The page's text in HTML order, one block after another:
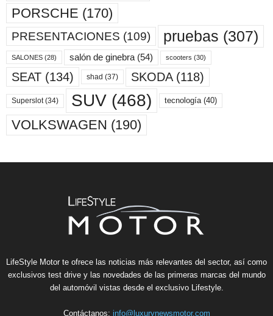
PORSCHE (170)
PRESENTACIONES (109) pruebas (307)
SALONES (28) salón de ginebra(54) scooters (30)
SEAT (134) shad (37) SKODA(118)
Superslot(34) SUV (468) tecnología(40)
VOLKSWAGEN (190)
LifeStyle Motor te ofrece las noticias más relevantes del sector, así como
exclusivos test drive y las novedades de las primeras marcas del mundo
del automóvil vistas desde el exclusivo Lifestyle.
Contáctanos: info@luxurynewsmotor.com